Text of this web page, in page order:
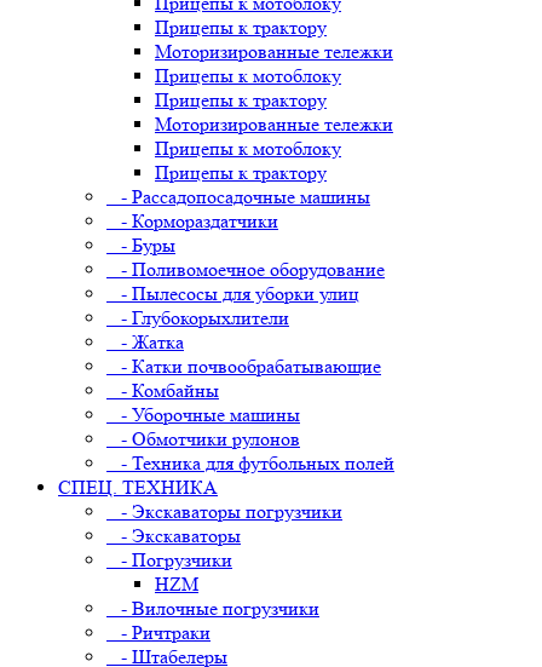
Прицепы к трактору
Моторизированные тележки
Прицепы к мотоблоку
Прицепы к трактору
Моторизированные тележки
Прицепы к мотоблоку
Прицепы к трактору
- Рассадопосадочные машины
- Кормораздатчики
- Буры
- Поливомоечное оборудование
- Пылесосы для уборки улиц
- Глубокорыхлители
- Жатка
- Катки почвообрабатывающие
- Комбайны
- Уборочные машины
- Обмотчики рулонов
- Техника для футбольных полей
СПЕЦ. ТЕХНИКА
- Экскаваторы погрузчики
- Экскаваторы
- Погрузчики
HZM
- Вилочные погрузчики
- Ричтраки
- Штабелеры